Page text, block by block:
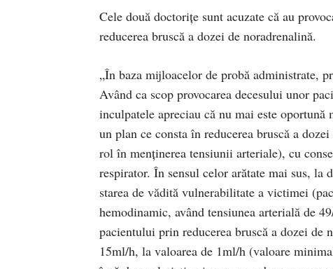
Cele două doctoriţe sunt acuzate că au
reducerea bruscă a dozei de noradrenalină.
„În baza mijloacelor de probă administrate,
Având ca scop provocarea decesului unor
inculpatele apreciau că nu mai este oportună
un plan ce consta în reducerea bruscă a
rol în menţinerea tensiunii arteriale), cu
respirator. În sensul celor arătate mai sus, la
starea de vădită vulnerabilitate a victimei
hemodinamic, având tensiunea arterială de
pacientului prin reducerea bruscă a dozei de
15ml/h, la valoarea de 1ml/h (valoare